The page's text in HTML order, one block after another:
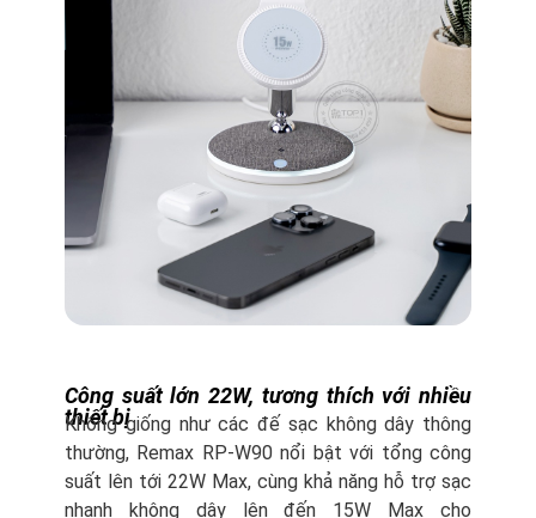
Công suất lớn 22W, tương thích với nhiều
thiết bị
Không giống như các đế sạc không dây thông
thường, Remax RP-W90 nổi bật với tổng công
suất lên tới 22W Max, cùng khả năng hỗ trợ sạc
nhanh không dây lên đến 15W Max cho